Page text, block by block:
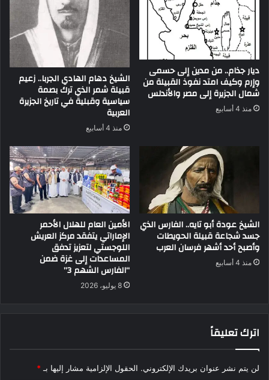
ديار جذام.. من مدين إلى حسمى
وإرم وكيف امتد نفوذ القبيلة من
شمال الجزيرة إلى مصر والأندلس
منذ 4 أسابيع
الشيخ دهام الهادي الجربا.. زعيم
قبيلة شمر الذي ترك بصمة
سياسية وقبلية في تاريخ الجزيرة
العربية
منذ 4 أسابيع
الشيخ عودة أبو تايه.. الفارس الذي
جسد شجاعة قبيلة الحويطات
وأصبح أحد أشهر فرسان العرب
منذ 4 أسابيع
الأمين العام للهلال الأحمر
الإماراتي يتفقد مركز العريش
اللوجستي لتعزيز تدفق
المساعدات إلى غزة ضمن
“الفارس الشهم 3”
8 يوليو، 2026
اترك تعليقاً
لن يتم نشر عنوان بريدك الإلكتروني. الحقول الإلزامية مشار إليها بـ *